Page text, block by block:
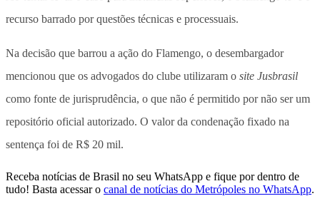
recurso barrado por questões técnicas e processuais.
Na decisão que barrou a ação do Flamengo, o desembargador
mencionou que os advogados do clube utilizaram o site Jusbrasil
como fonte de jurisprudência, o que não é permitido por não ser um
repositório oficial autorizado. O valor da condenação fixado na
sentença foi de R$ 20 mil.
Receba notícias de Brasil no seu WhatsApp e fique por dentro de
tudo! Basta acessar o canal de notícias do Metrópoles no WhatsApp.